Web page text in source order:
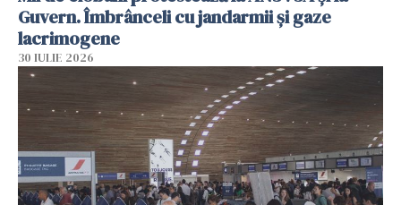
Guvern. Îmbrânceli cu jandarmii și gaze
lacrimogene
30 IULIE 2026